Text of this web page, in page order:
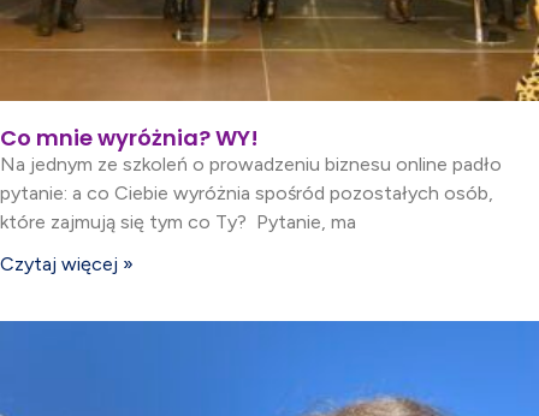
Co mnie wyróżnia? WY!
Na jednym ze szkoleń o prowadzeniu biznesu online padło
pytanie: a co Ciebie wyróżnia spośród pozostałych osób,
które zajmują się tym co Ty? Pytanie, ma
Czytaj więcej »